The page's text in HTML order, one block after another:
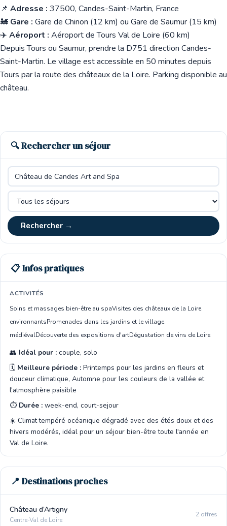
📌 Adresse : 37500, Candes-Saint-Martin, France
🚂 Gare : Gare de Chinon (12 km) ou Gare de Saumur (15 km)
✈️ Aéroport : Aéroport de Tours Val de Loire (60 km)
Depuis Tours ou Saumur, prendre la D751 direction Candes-
Saint-Martin. Le village est accessible en 50 minutes depuis
Tours par la route des châteaux de la Loire. Parking disponible au
château.
🔍 Rechercher un séjour
Rechercher →
📋 Infos pratiques
ACTIVITÉS
Soins et massages bien-être au spaVisites des châteaux de la Loire
environnantsPromenades dans les jardins et le village
médiévalDécouverte des expositions d'artDégustation de vins de Loire
👥 Idéal pour : couple, solo
🗓️ Meilleure période : Printemps pour les jardins en fleurs et
douceur climatique, Automne pour les couleurs de la vallée et
l'atmosphère paisible
⏱️ Durée : week-end, court-sejour
☀️ Climat tempéré océanique dégradé avec des étés doux et des
hivers modérés, idéal pour un séjour bien-être toute l'année en
Val de Loire.
📍 Destinations proches
Château d’Artigny
Centre-Val de Loire
2 offres